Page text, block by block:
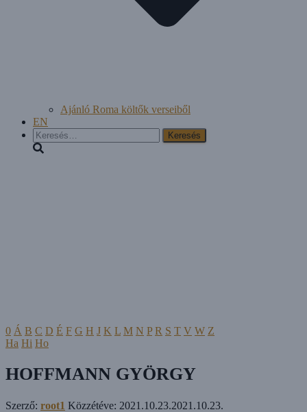
Ajánló Roma költők verseiből
EN
Keresés:
0 Á B C D É F G H J K L M N P R S T V W Z
Ha Hi Ho
HOFFMANN GYÖRGY
Szerző: root1 Közzétéve: 2021.10.23.2021.10.23.